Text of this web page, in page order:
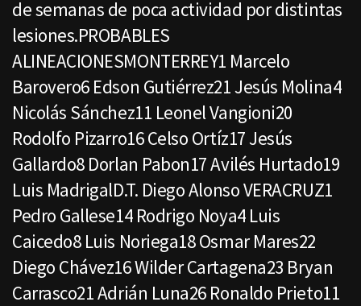
de semanas de poca actividad por distintas
lesiones.PROBABLES
ALINEACIONESMONTERREY1 Marcelo
Barovero6 Edson Gutiérrez21 Jesús Molina4
Nicolás Sánchez11 Leonel Vangioni20
Rodolfo Pizarro16 Celso Ortíz17 Jesús
Gallardo8 Dorlan Pabon17 Avilés Hurtado19
Luis MadrigalD.T. Diego Alonso VERACRUZ1
Pedro Gallese14 Rodrigo Noya4 Luis
Caicedo8 Luis Noriega18 Osmar Mares22
Diego Chávez16 Wilder Cartagena23 Bryan
Carrasco21 Adrián Luna26 Ronaldo Prieto11